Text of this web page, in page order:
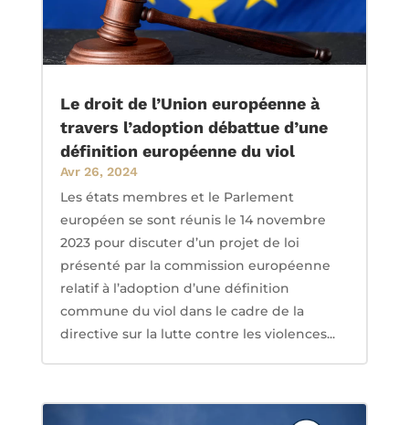
Le droit de l’Union européenne à
travers l’adoption débattue d’une
définition européenne du viol
Avr 26, 2024
Les états membres et le Parlement
européen se sont réunis le 14 novembre
2023 pour discuter d’un projet de loi
présenté par la commission européenne
relatif à l’adoption d’une définition
commune du viol dans le cadre de la
directive sur la lutte contre les violences...